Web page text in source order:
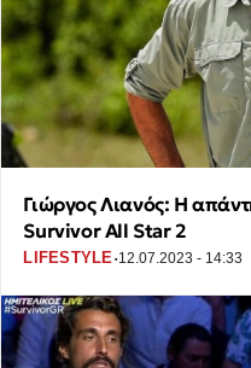
Γιώργος Λιανός: Η
Survivor All Star 2
LIFESTYLE·12.07.2023 - 14:33